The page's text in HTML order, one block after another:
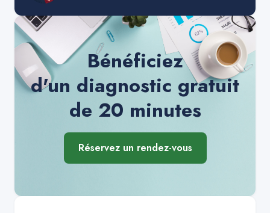
Bénéficiez
d'un diagnostic gratuit
de 20 minutes
Réservez un rendez-vous